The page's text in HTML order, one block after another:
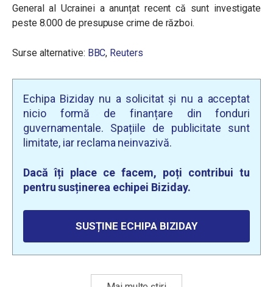
General al Ucrainei a anunțat recent că sunt investigate
peste 8.000 de presupuse crime de război.
Surse alternative: BBC, Reuters
Echipa Biziday nu a solicitat și nu a acceptat
nicio formă de finanțare din fonduri
guvernamentale. Spațiile de publicitate sunt
limitate, iar reclama neinvazivă.
Dacă îți place ce facem, poți contribui tu
pentru susținerea echipei Biziday.
SUSȚINE ECHIPA BIZIDAY